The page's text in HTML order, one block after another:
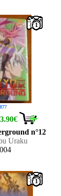
1
3.90€
n°12
Uraku
1